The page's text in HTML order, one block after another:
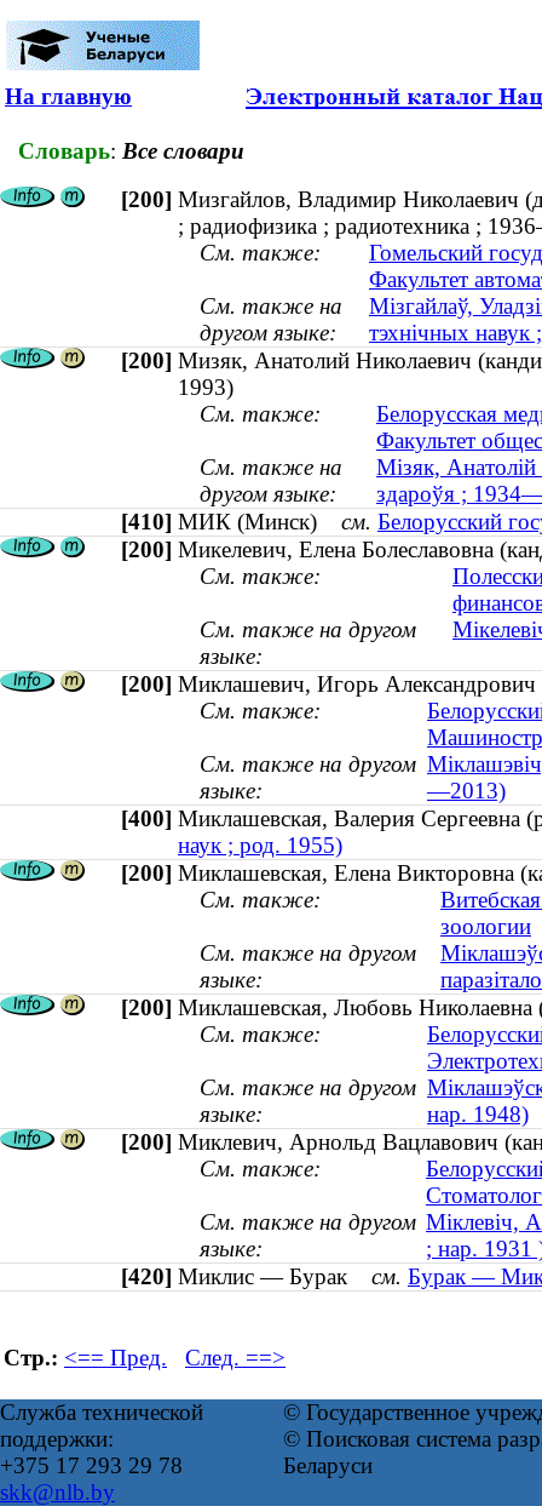
На главную
Словарь: Все словари
[200] Мизгайлов, Владимир Николаевич
; радиофизика ; радиотехника ;
См. также:
Гомельский
Факультет
См. также на
другом языке:
Мізгайлаў,
тэхнічных навук
[200] Мизяк, Анатолий Николаевич
1993)
См. также:
Белорусская
Факультет
См. также на
другом языке:
Мізяк,
здароўя ;
[410] МИК (Минск) см. Белорусский
[200] Микелевич, Елена Болеславовна
См. также:
См. также на другом
языке:
[200] Миклашевич, Игорь
См. также:
См. также на другом
языке:
—2013)
[400] Миклашевская, Валерия
наук ; род. 1955)
[200] Миклашевская, Елена Викторовна
См. также:
зоологии
См. также на другом
языке:
[200] Миклашевская, Любовь Николаевна
См. также:
См. также на другом
языке:
нар. 1948)
[200] Миклевич, Арнольд Вацлавович
См. также:
См. также на другом
языке:
Міклевіч,
; нар. 1931
[420] Миклис — Бурак см. Бурак —
Стр.: <== Пред. След. ==>
Служба технической
поддержки:
+375 17 293 29 78
skk@nlb.by
© Государственное
© Поисковая система
Беларуси